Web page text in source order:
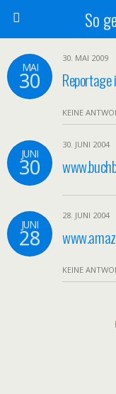
So
MAI
30
30. MAI 2009
Reportage
KEINE
JUNI
30
30. JUNI 2004
JUNI
28
28. JUNI 2004
KEINE